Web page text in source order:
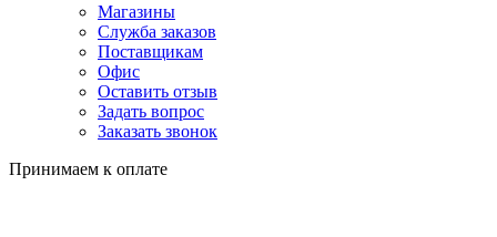
Магазины
Служба заказов
Поставщикам
Офис
Оставить отзыв
Задать вопрос
Заказать звонок
Принимаем к оплате